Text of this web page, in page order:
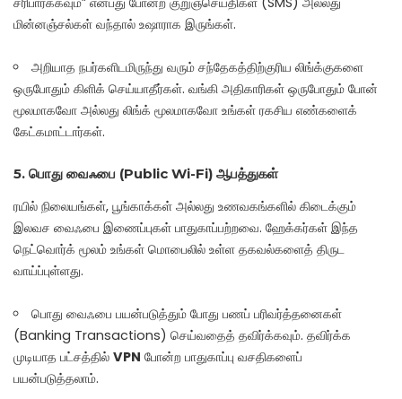
மின்னஞ்சல்கள் வந்தால் உஷாராக இருங்கள்.
அறியாத நபர்களிடமிருந்து வரும் சந்தேகத்திற்குரிய லிங்க்குகளை
ஒருபோதும் கிளிக் செய்யாதீர்கள். வங்கி அதிகாரிகள் ஒருபோதும் போன்
மூலமாகவோ அல்லது லிங்க் மூலமாகவோ உங்கள் ரகசிய எண்களைக்
கேட்கமாட்டார்கள்.
5. பொது வைஃபை (Public Wi-Fi) ஆபத்துகள்
ரயில் நிலையங்கள், பூங்காக்கள் அல்லது உணவகங்களில் கிடைக்கும்
இலவச வைஃபை இணைப்புகள் பாதுகாப்பற்றவை. ஹேக்கர்கள் இந்த
நெட்வொர்க் மூலம் உங்கள் மொபைலில் உள்ள தகவல்களைத் திருட
வாய்ப்புள்ளது.
பொது வைஃபை பயன்படுத்தும் போது பணப் பரிவர்த்தனைகள்
(Banking Transactions) செய்வதைத் தவிர்க்கவும். தவிர்க்க
முடியாத பட்சத்தில் VPN போன்ற பாதுகாப்பு வசதிகளைப்
பயன்படுத்தலாம்.